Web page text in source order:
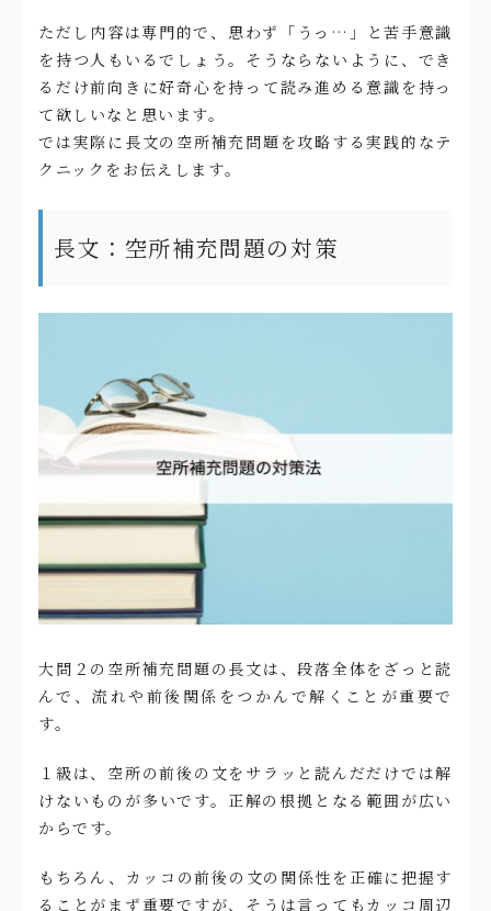
ただし内容は専門的で、思わず「うっ…」と苦手意識
を持つ人もいるでしょう。そうならないように、でき
るだけ前向きに好奇心を持って読み進める意識を持っ
て欲しいなと思います。
では実際に長文の空所補充問題を攻略する実践的なテ
クニックをお伝えします。
長文：空所補充問題の対策
大問２の空所補充問題の長文は、段落全体をざっと読
んで、流れや前後関係をつかんで解くことが重要で
す。
１級は、空所の前後の文をサラッと読んだだけでは解
けないものが多いです。正解の根拠となる範囲が広い
からです。
もちろん、カッコの前後の文の関係性を正確に把握す
ることがまず重要ですが、そうは言ってもカッコ周辺